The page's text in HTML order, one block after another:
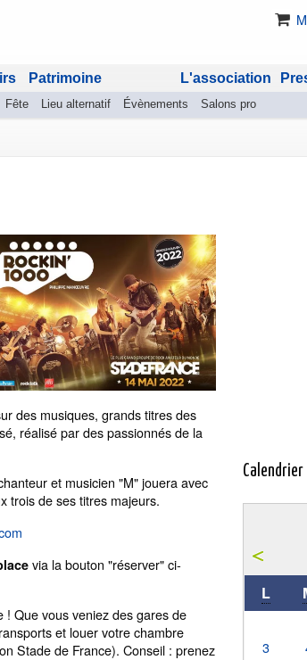
Fête Lieu alternatif Évènements Salons pro
Patrimoine L'association
des musiques, grands titres des
réalisé par des passionnés de la
et musicien "M" jouera avec
trois de ses titres majeurs.
via la bouton "réserver" ci-
! Que vous veniez des gares de
et louer votre chambre
Stade de France). Conseil : prenez
Calendrier
L
3